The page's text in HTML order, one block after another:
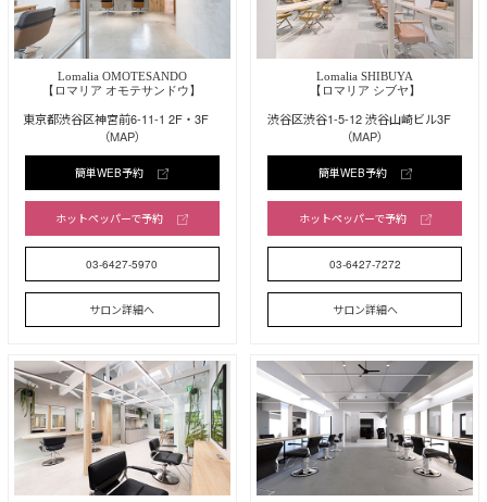
Lomalia OMOTESANDO
【ロマリア オモテサンドウ】
東京都渋谷区神宮前6-11-1 2F・3F
（MAP）
簡単WEB予約
ホットペッパーで予約
03-6427-5970
サロン詳細へ
Lomalia SHIBUYA
【ロマリア シブヤ】
渋谷区渋谷1-5-12 渋谷山崎ビル3F
（MAP）
簡単WEB予約
ホットペッパーで予約
03-6427-7272
サロン詳細へ